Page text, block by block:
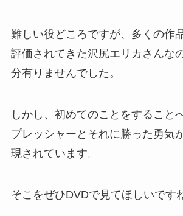
難しい役どころですが、多くの作
評価されてきた沢尻エリカさんな
分有りませんでした。
しかし、初めてのことをすること
プレッシャーとそれに勝った勇気
現されています。
そこをぜひDVDで見てほしいです